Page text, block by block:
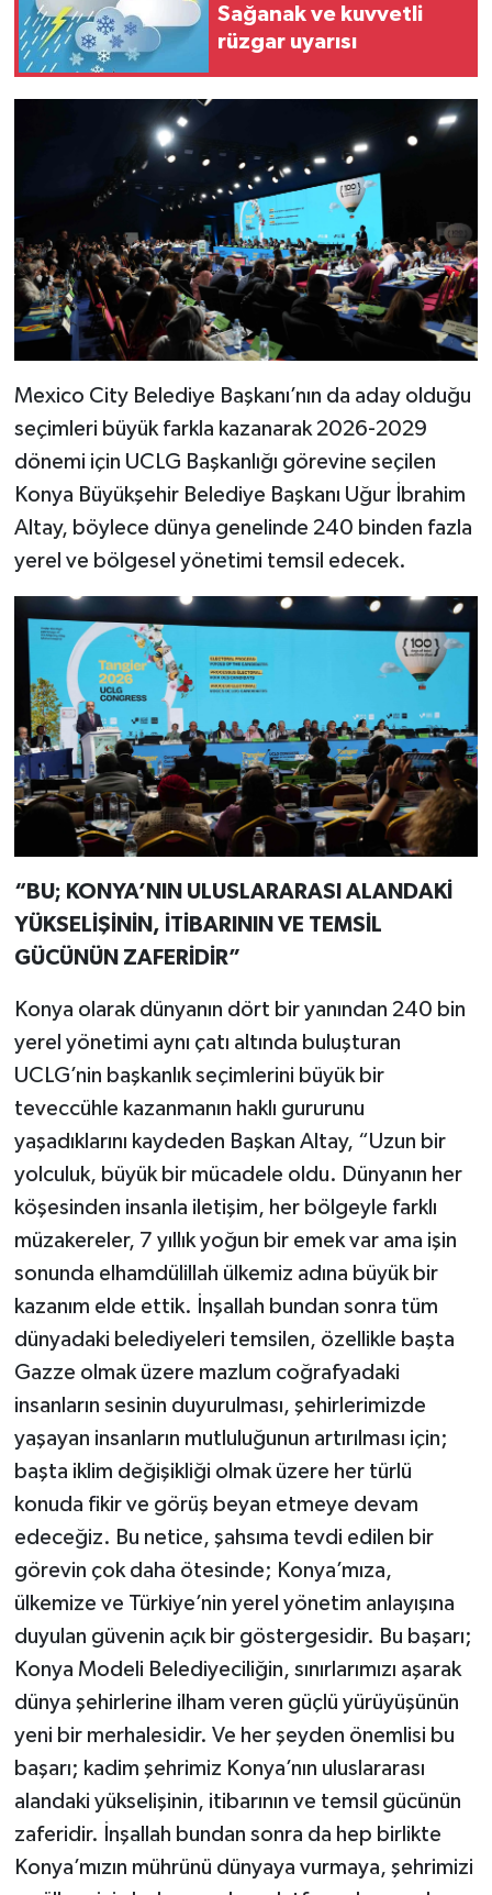
Sağanak ve kuvvetli
rüzgar uyarısı
Mexico City Belediye Başkanı’nın da aday olduğu
seçimleri büyük farkla kazanarak 2026-2029
dönemi için UCLG Başkanlığı görevine seçilen
Konya Büyükşehir Belediye Başkanı Uğur İbrahim
Altay, böylece dünya genelinde 240 binden fazla
yerel ve bölgesel yönetimi temsil edecek.
“BU; KONYA’NIN ULUSLARARASI ALANDAKİ
YÜKSELİŞİNİN, İTİBARININ VE TEMSİL
GÜCÜNÜN ZAFERİDİR”
Konya olarak dünyanın dört bir yanından 240 bin
yerel yönetimi aynı çatı altında buluşturan
UCLG’nin başkanlık seçimlerini büyük bir
teveccühle kazanmanın haklı gururunu
yaşadıklarını kaydeden Başkan Altay, “Uzun bir
yolculuk, büyük bir mücadele oldu. Dünyanın her
köşesinden insanla iletişim, her bölgeyle farklı
müzakereler, 7 yıllık yoğun bir emek var ama işin
sonunda elhamdülillah ülkemiz adına büyük bir
kazanım elde ettik. İnşallah bundan sonra tüm
dünyadaki belediyeleri temsilen, özellikle başta
Gazze olmak üzere mazlum coğrafyadaki
insanların sesinin duyurulması, şehirlerimizde
yaşayan insanların mutluluğunun artırılması için;
başta iklim değişikliği olmak üzere her türlü
konuda fikir ve görüş beyan etmeye devam
edeceğiz. Bu netice, şahsıma tevdi edilen bir
görevin çok daha ötesinde; Konya’mıza,
ülkemize ve Türkiye’nin yerel yönetim anlayışına
duyulan güvenin açık bir göstergesidir. Bu başarı;
Konya Modeli Belediyeciliğin, sınırlarımızı aşarak
dünya şehirlerine ilham veren güçlü yürüyüşünün
yeni bir merhalesidir. Ve her şeyden önemlisi bu
başarı; kadim şehrimiz Konya’nın uluslararası
alandaki yükselişinin, itibarının ve temsil gücünün
zaferidir. İnşallah bundan sonra da hep birlikte
Konya’mızın mührünü dünyaya vurmaya, şehrimizi